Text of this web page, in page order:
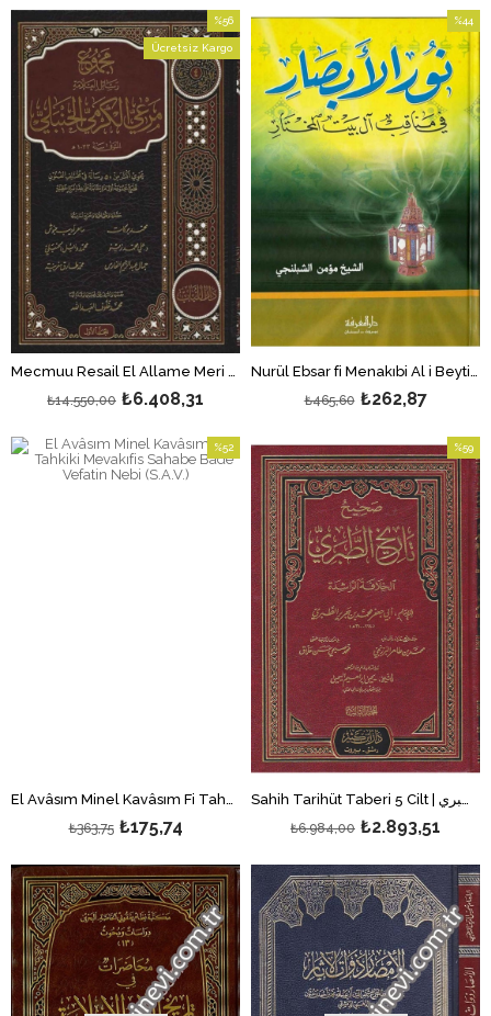
Mecmuu Resail El Allame Meri El Kermi El Hanbeli - مجموع رسائل العلامة مرعي الكرمي
₺6.408,31
₺14.550,00
%56
İndirim
%56İndirim
Ücretsiz Kargo
Nurül Ebsar fi Menakıbi Al i Beytil Muhtar - نور الأبصار في مناقب آل بيت المختار
₺262,87
₺465,60
%44
İndirim
₺175,74
₺363,75
%52
%52İndirim
₺2.893,51
₺6.984,00
%59
İndirim